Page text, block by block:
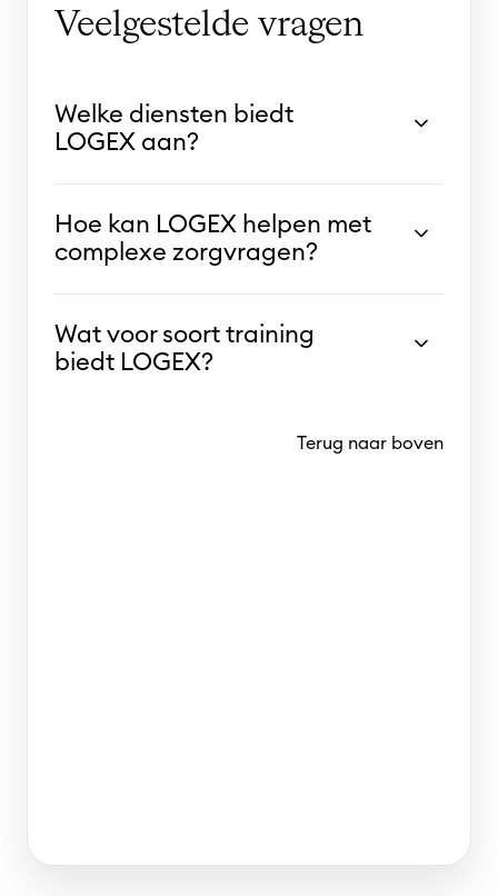
Veelgestelde vragen
Welke diensten biedt
LOGEX aan?
Hoe kan LOGEX helpen met
complexe zorgvragen?
Wat voor soort training
biedt LOGEX?
Terug naar boven